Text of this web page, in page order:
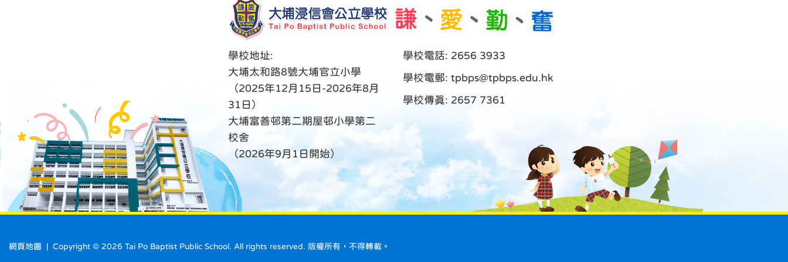
學校地址:
大埔太和路8號大埔官立小學
（2025年12月15日-2026年8月
31日）
大埔富善邨第二期屋邨小學第二
校舍
（2026年9月1日開始）
學校電話: 2656 3933
學校電郵: tpbps@tpbps.edu.hk
學校傳真: 2657 7361
網頁地圖 | Copyright © 2026 Tai Po Baptist Public School. All rights reserved. 版權所有，不得轉載。